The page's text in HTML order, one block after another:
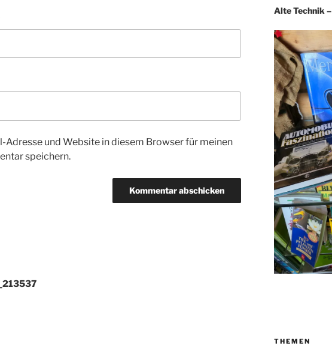
Adresse und Website in diesem Browser für meinen
speichern.
Alte Technik
THEMEN